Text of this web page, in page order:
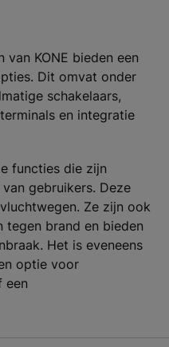
KONE bieden een
Dit omvat onder
schakelaars,
en integratie
functies die zijn
gebruikers. Deze
Ze zijn ook
tegen brand en bieden
Het is eveneens
optie voor
een